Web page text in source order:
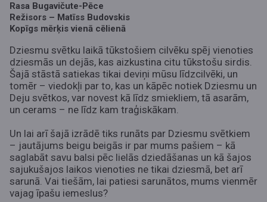
Rasa Bugavičute-Pēce
Režisors – Matīss Budovskis
Kopīgs mērķis vienā cēlienā
Dziesmu svētku laikā tūkstošiem cilvēku spēj vienoties
dziesmās un dejās, kas aizkustina citu tūkstošu sirdis.
Šajā stāstā satiekas tikai deviņi mūsu līdzcilvēki, un
tomēr – viedokļi par to, kas un kāpēc notiek Dziesmu un
Deju svētkos, var novest kā līdz smiekliem, tā asarām,
un cerams – ne līdz kam traģiskākam.
Un lai arī šajā izrādē tiks runāts par Dziesmu svētkiem
– jautājums beigu beigās ir par mums pašiem – kā
saglabāt savu balsi pēc lielās dziedāšanas un kā šajos
sajukušajos laikos vienoties ne tikai dziesmā, bet arī
sarunā. Vai tiešām, lai patiesi sarunātos, mums vienmēr
vajag īpašu iemeslus?